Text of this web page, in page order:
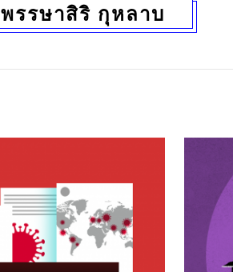
พรรษาสิริ กุหลาบ